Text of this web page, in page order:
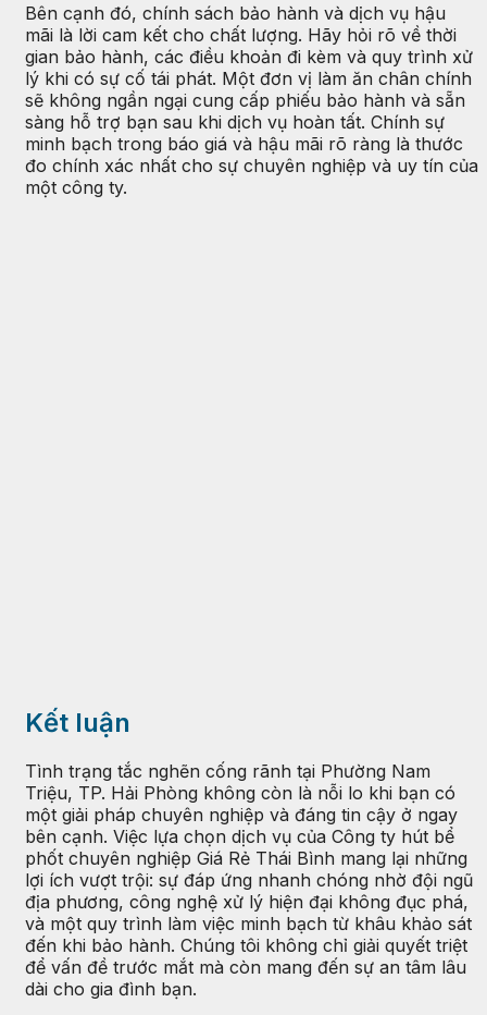
Bên cạnh đó, chính sách bảo hành và dịch vụ hậu
mãi là lời cam kết cho chất lượng. Hãy hỏi rõ về thời
gian bảo hành, các điều khoản đi kèm và quy trình xử
lý khi có sự cố tái phát. Một đơn vị làm ăn chân chính
sẽ không ngần ngại cung cấp phiếu bảo hành và sẵn
sàng hỗ trợ bạn sau khi dịch vụ hoàn tất. Chính sự
minh bạch trong báo giá và hậu mãi rõ ràng là thước
đo chính xác nhất cho sự chuyên nghiệp và uy tín của
một công ty.
Kết luận
Tình trạng tắc nghẽn cống rãnh tại Phường Nam
Triệu, TP. Hải Phòng không còn là nỗi lo khi bạn có
một giải pháp chuyên nghiệp và đáng tin cậy ở ngay
bên cạnh. Việc lựa chọn dịch vụ của Công ty hút bể
phốt chuyên nghiệp Giá Rẻ Thái Bình mang lại những
lợi ích vượt trội: sự đáp ứng nhanh chóng nhờ đội ngũ
địa phương, công nghệ xử lý hiện đại không đục phá,
và một quy trình làm việc minh bạch từ khâu khảo sát
đến khi bảo hành. Chúng tôi không chỉ giải quyết triệt
để vấn đề trước mắt mà còn mang đến sự an tâm lâu
dài cho gia đình bạn.